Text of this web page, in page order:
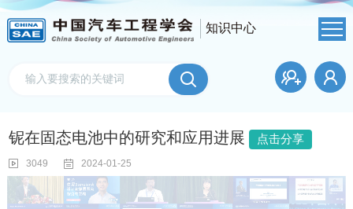
知识中心
铌在固态电池中的研究和应用进展 点击分享
3049 2024-01-25